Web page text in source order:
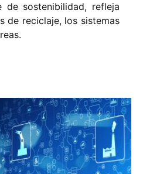
de sostenibilidad, refleja
de reciclaje, los sistemas